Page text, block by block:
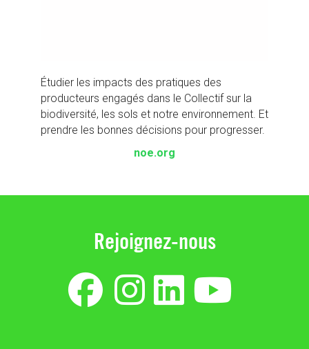
Étudier les impacts des pratiques des
producteurs engagés dans le Collectif sur la
biodiversité, les sols et notre environnement. Et
prendre les bonnes décisions pour progresser.
noe.org
Rejoignez-nous